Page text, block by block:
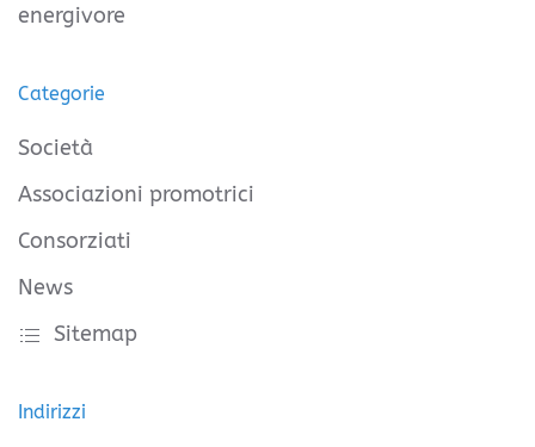
energivore
Categorie
Società
Associazioni promotrici
Consorziati
News
Sitemap
Indirizzi